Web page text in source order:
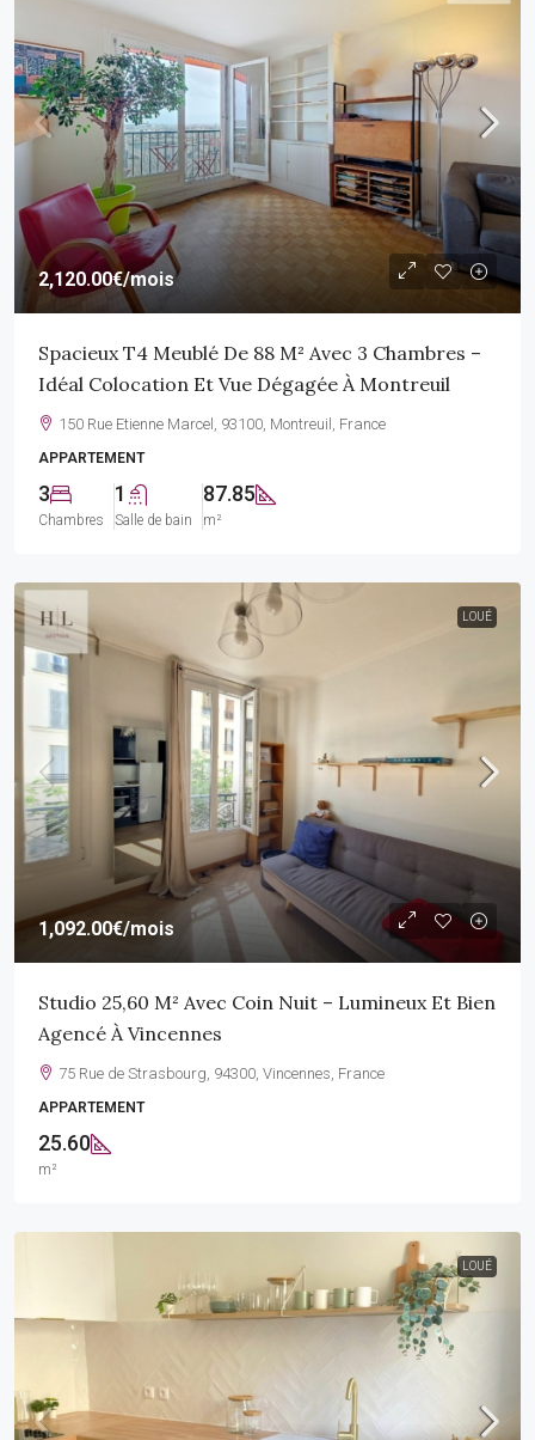
2,120.00€/mois
Spacieux T4 Meublé De 88 M² Avec 3 Chambres –
Idéal Colocation Et Vue Dégagée À Montreuil
150 Rue Etienne Marcel, 93100, Montreuil, France
APPARTEMENT
3
Chambres
1
Salle de bain
87.85
m²
LOUÉ
1,092.00€/mois
Studio 25,60 M² Avec Coin Nuit – Lumineux Et Bien
Agencé À Vincennes
75 Rue de Strasbourg, 94300, Vincennes, France
APPARTEMENT
25.60
m²
LOUÉ